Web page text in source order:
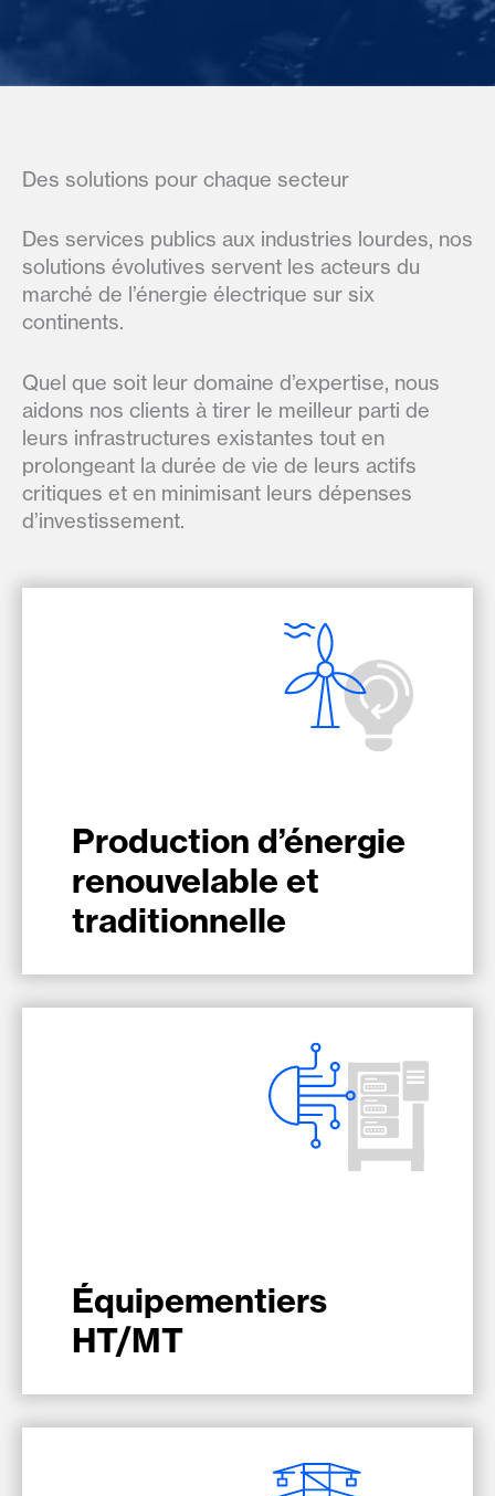
Des solutions pour chaque secteur
Des services publics aux industries lourdes, nos
solutions évolutives servent les acteurs du
marché de l’énergie électrique sur six
continents.
Quel que soit leur domaine d’expertise, nous
aidons nos clients à tirer le meilleur parti de
leurs infrastructures existantes tout en
prolongeant la durée de vie de leurs actifs
critiques et en minimisant leurs dépenses
d’investissement.
Production d’énergie
renouvelable et
traditionnelle
Équipementiers
HT/MT